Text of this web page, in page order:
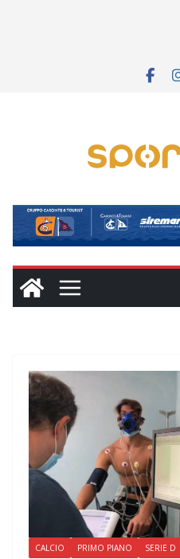
CALCIO PRIMO PIANO SERIE D